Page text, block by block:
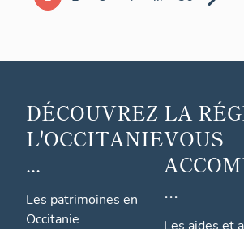
DÉCOUVREZ
L'OCCITANIE
...
Les patrimoines en
Occitanie
LA
VOUS
...